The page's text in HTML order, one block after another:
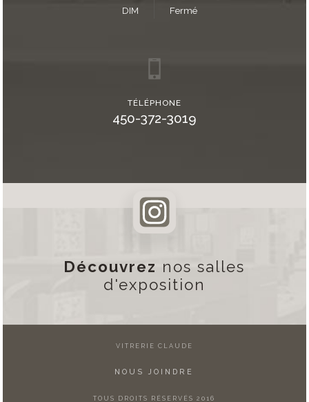
DIM
Fermé
TÉLÉPHONE
450-372-3019
Découvrez nos salles
d'exposition
VITRERIE CLAUDE
NOUS JOINDRE
TOUS DROITS RÉSERVÉS 2016